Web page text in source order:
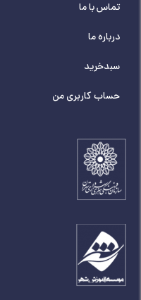
تماس با ما
درباره ما
سبدخرید
حساب کاربری من